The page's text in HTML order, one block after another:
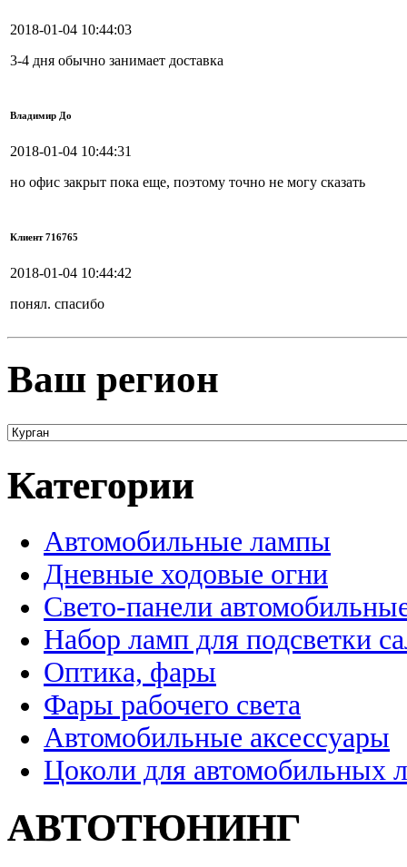
2018-01-04 10:44:03
3-4 дня обычно занимает доставка
Владимир До
2018-01-04 10:44:31
но офис закрыт пока еще, поэтому точно не могу сказать
Клиент 716765
2018-01-04 10:44:42
понял. спасибо
Ваш регион
Категории
Автомобильные лампы
Дневные ходовые огни
Свето-панели
Набор ламп для подсветки
Оптика, фары
Фары рабочего света
Автомобильные аксессуары
Цоколи для автомобильных
АВТОТЮНИНГ